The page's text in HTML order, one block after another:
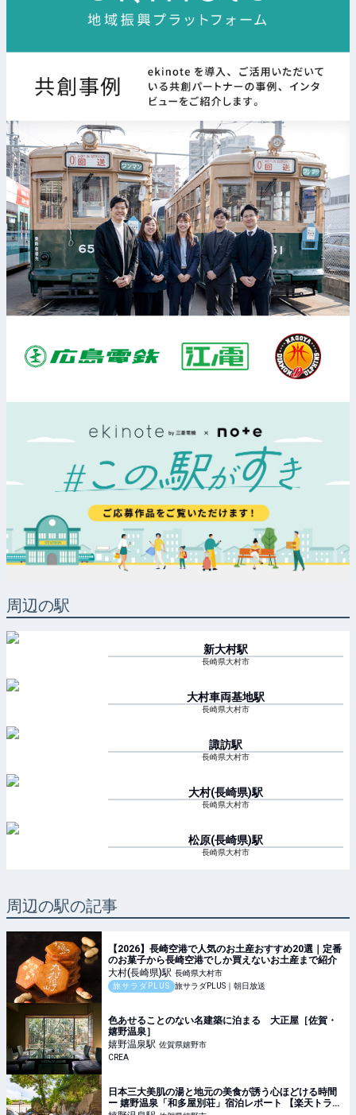
周辺の駅
新大村駅
長崎県大村市
大村車両基地駅
長崎県大村市
諏訪駅
長崎県大村市
大村(長崎県)駅
長崎県大村市
松原(長崎県)駅
長崎県大村市
周辺の駅の記事
【2026】長崎空港で人気のお土産おすすめ20選｜定番
のお菓子から長崎空港でしか買えないお土産まで紹介
大村(長崎県)駅 長崎県大村市
旅サラダPLUS
旅サラダPLUS｜朝日放送
色あせることのない名建築に泊まる 大正屋［佐賀・
嬉野温泉］
嬉野温泉駅 佐賀県嬉野市
CREA
日本三大美肌の湯と地元の美食が誘う心ほどける時間
ー 嬉野温泉「和多屋別荘」宿泊レポート 【楽天トラベ